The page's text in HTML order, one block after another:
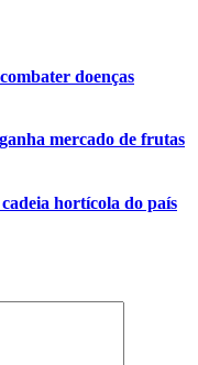
doenças
mercado de frutas
hortícola do país